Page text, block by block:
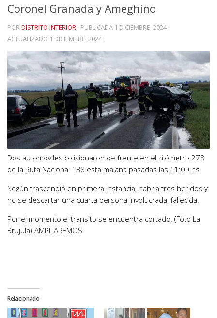
Coronel Granada y Ameghino
PORDISTRITO INTERIOR · PUBLICADA 1 DICIEMBRE, 2024·
ACTUALIZADO 1 DICIEMBRE, 2024
Dos automóviles colisionaron de frente en el kilómetro 278
de la Ruta Nacional 188 esta malana pasadas las 11:00 hs.
Según trascendió en primera instancia, habría tres heridos y
no se descartar una cuarta persona involucrada, fallecida.
Por el momento el transito se encuentra cortado. (Foto La
Brujula) AMPLIAREMOS
Relacionado